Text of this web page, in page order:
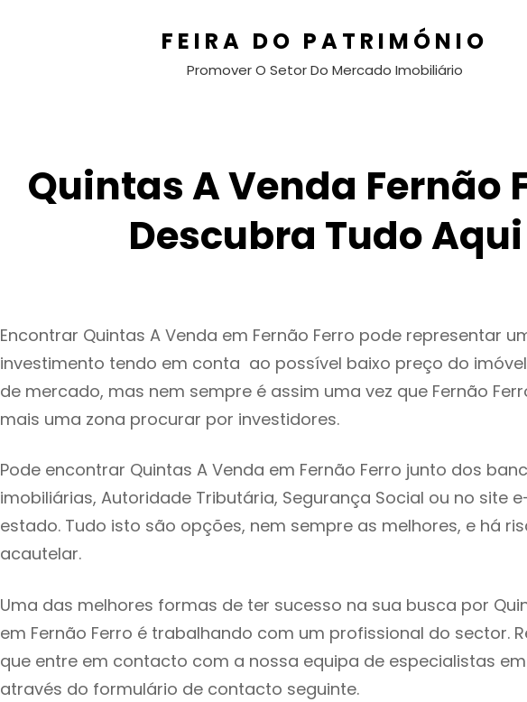
FEIRA DO PATRIMÓNIO
Promover O Setor Do Mercado Imobiliário
Quintas A Venda Fernão
Descubra Tudo Aqui
Encontrar Quintas A Venda em Fernão Ferro pode representar
investimento tendo em conta ao possível baixo preço do
de mercado, mas nem sempre é assim uma vez que Fernão
mais uma zona procurar por investidores.
Pode encontrar Quintas A Venda em Fernão Ferro junto dos
imobiliárias, Autoridade Tributária, Segurança Social ou no site
estado. Tudo isto são opções, nem sempre as melhores, e há
acautelar.
Uma das melhores formas de ter sucesso na sua busca por
em Fernão Ferro é trabalhando com um profissional do sector.
que entre em contacto com a nossa equipa de especialistas em
através do formulário de contacto seguinte.